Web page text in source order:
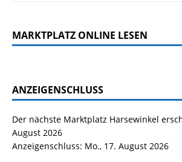
MARKTPLATZ ONLINE LESEN
ANZEIGENSCHLUSS
Der nächste Marktplatz Harsewinkel
August 2026
Anzeigenschluss: Mo., 17. August 2026